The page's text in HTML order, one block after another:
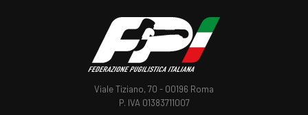
Viale Tiziano, 70 - 00196 Roma
P. IVA 01383711007